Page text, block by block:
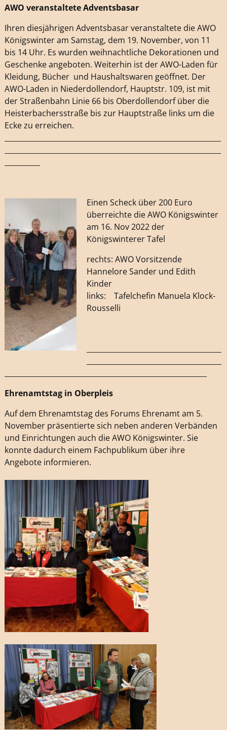
AWO veranstaltete Adventsbasar
Ihren diesjährigen Adventsbasar veranstaltete die AWO
Königswinter am Samstag, dem 19. November, von 11
bis 14 Uhr. Es wurden weihnachtliche Dekorationen und
Geschenke angeboten. Weiterhin ist der AWO-Laden für
Kleidung, Bücher und Haushaltswaren geöffnet. Der
AWO-Laden in Niederdollendorf, Hauptstr. 109, ist mit
der Straßenbahn Linie 66 bis Oberdollendorf über die
Heisterbachersstraße bis zur Hauptstraße links um die
Ecke zu erreichen.
Einen Scheck über 200 Euro
überreichte die AWO Königswinter
am 16. Nov 2022 der
Königswinterer Tafel
rechts: AWO Vorsitzende
Hannelore Sander und Edith
Kinder
links: Tafelchefin Manuela Klock-
Rousselli
Ehrenamtstag in Oberpleis
Auf dem Ehrenamtstag des Forums Ehrenamt am 5.
November präsentierte sich neben anderen Verbänden
und Einrichtungen auch die AWO Königswinter. Sie
konnte dadurch einem Fachpublikum über ihre
Angebote informieren.